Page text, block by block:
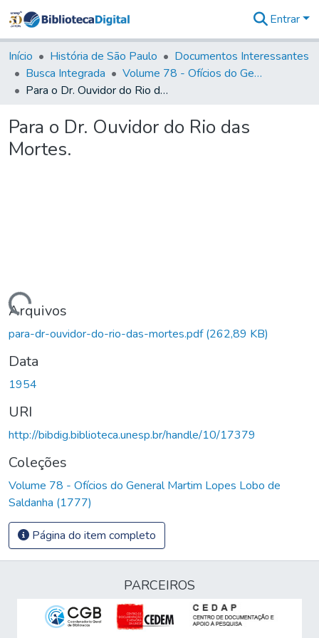
&
Coleções
Tudo na
Biblioteca
Estatísticas
Entrar
Início História de São Paulo
Documentos Interessantes
Busca Integrada
Volume 78 - Ofícios do General Martim Lopes Lobo de Saldanha (1777)
Para o Dr. Ouvidor do Rio das Mortes.
Para o Dr. Ouvidor do Rio das
Mortes.
Carregando...
Arquivos
para-dr-ouvidor-do-rio-das-mortes.pdf(262,89 KB)
Data
1954
URI
http://bibdig.biblioteca.unesp.br/handle/10/17379
Coleções
Volume 78 - Ofícios do General Martim Lopes Lobo de
Saldanha (1777)
Página do item completo
PARCEIROS